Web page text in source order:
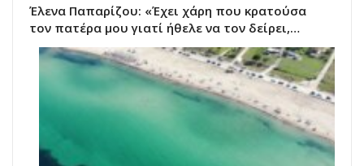
Έλενα Παπαρίζου: «Έχει χάρη που κρατούσα
τον πατέρα μου γιατί ήθελε να τον δείρει,…